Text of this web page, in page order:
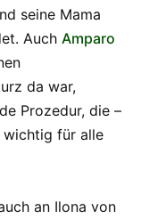
seine Mama
Auch Amparo
da war,
Prozedur, die –
wichtig für alle
an Ilona von